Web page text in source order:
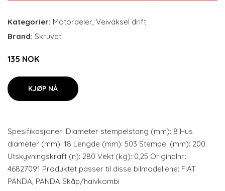
Kategorier: Motordeler, Veivaksel drift
Brand: Skruvat
135 NOK
KJØP NÅ
Spesifikasjoner: Diameter stempelstang (mm): 8 Hus
diameter (mm): 18 Lengde (mm): 503 Stempel (mm): 200
Utskyvningskraft (n): 280 Vekt (kg): 0,25 Originalnr.:
46827091 Produktet passer til disse bilmodellene: FIAT
PANDA, PANDA Skåp/halvkombi